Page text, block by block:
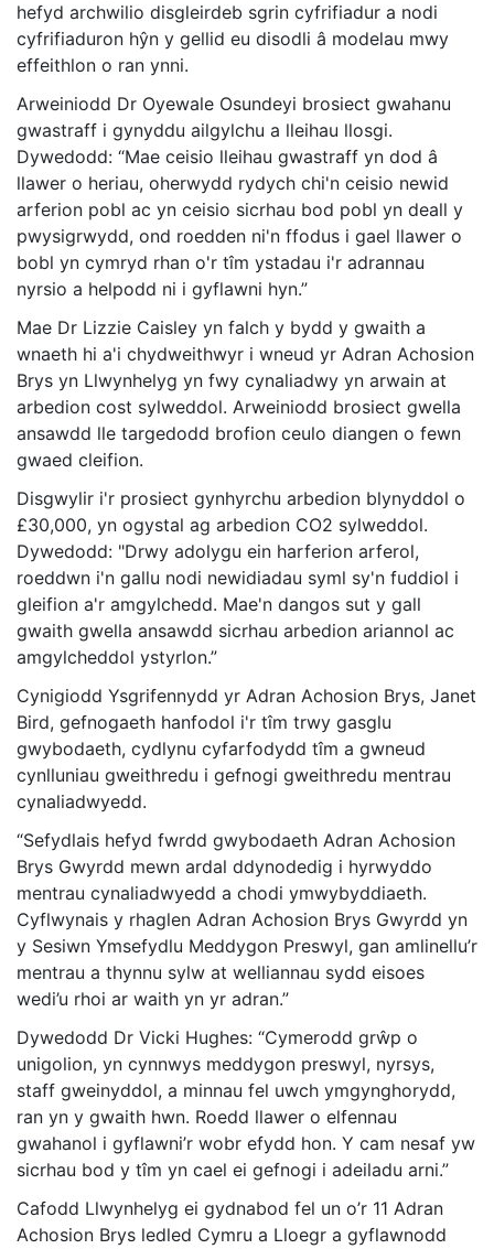
hefyd archwilio disgleirdeb sgrin cyfrifiadur a nodi
cyfrifiaduron hŷn y gellid eu disodli â modelau mwy
effeithlon o ran ynni.
Arweiniodd Dr Oyewale Osundeyi brosiect gwahanu
gwastraff i gynyddu ailgylchu a lleihau llosgi.
Dywedodd: “Mae ceisio lleihau gwastraff yn dod â
llawer o heriau, oherwydd rydych chi'n ceisio newid
arferion pobl ac yn ceisio sicrhau bod pobl yn deall y
pwysigrwydd, ond roedden ni'n ffodus i gael llawer o
bobl yn cymryd rhan o'r tîm ystadau i'r adrannau
nyrsio a helpodd ni i gyflawni hyn.”
Mae Dr Lizzie Caisley yn falch y bydd y gwaith a
wnaeth hi a'i chydweithwyr i wneud yr Adran Achosion
Brys yn Llwynhelyg yn fwy cynaliadwy yn arwain at
arbedion cost sylweddol. Arweiniodd brosiect gwella
ansawdd lle targedodd brofion ceulo diangen o fewn
gwaed cleifion.
Disgwylir i'r prosiect gynhyrchu arbedion blynyddol o
£30,000, yn ogystal ag arbedion CO2 sylweddol.
Dywedodd: "Drwy adolygu ein harferion arferol,
roeddwn i'n gallu nodi newidiadau syml sy'n fuddiol i
gleifion a'r amgylchedd. Mae'n dangos sut y gall
gwaith gwella ansawdd sicrhau arbedion ariannol ac
amgylcheddol ystyrlon.”
Cynigiodd Ysgrifennydd yr Adran Achosion Brys, Janet
Bird, gefnogaeth hanfodol i'r tîm trwy gasglu
gwybodaeth, cydlynu cyfarfodydd tîm a gwneud
cynlluniau gweithredu i gefnogi gweithredu mentrau
cynaliadwyedd.
“Sefydlais hefyd fwrdd gwybodaeth Adran Achosion
Brys Gwyrdd mewn ardal ddynodedig i hyrwyddo
mentrau cynaliadwyedd a chodi ymwybyddiaeth.
Cyflwynais y rhaglen Adran Achosion Brys Gwyrdd yn
y Sesiwn Ymsefydlu Meddygon Preswyl, gan amlinellu’r
mentrau a thynnu sylw at welliannau sydd eisoes
wedi’u rhoi ar waith yn yr adran.”
Dywedodd Dr Vicki Hughes: “Cymerodd grŵp o
unigolion, yn cynnwys meddygon preswyl, nyrsys,
staff gweinyddol, a minnau fel uwch ymgynghorydd,
ran yn y gwaith hwn. Roedd llawer o elfennau
gwahanol i gyflawni’r wobr efydd hon. Y cam nesaf yw
sicrhau bod y tîm yn cael ei gefnogi i adeiladu arni.”
Cafodd Llwynhelyg ei gydnabod fel un o’r 11 Adran
Achosion Brys ledled Cymru a Lloegr a gyflawnodd